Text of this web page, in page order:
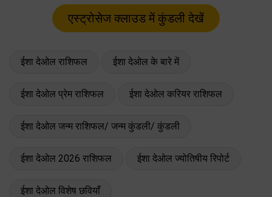
ईशा देओल राशिफल ईशा देओल के बारे में
ईशा देओल प्रेम राशिफल ईशा देओल करियर राशिफल
ईशा देओल जन्म राशिफल/ जन्म कुंडली/ कुंडली
ईशा देओल 2026 राशिफल ईशा देओल ज्योतिषीय रिपोर्ट
ईशा देओल विशेष छवियाँ